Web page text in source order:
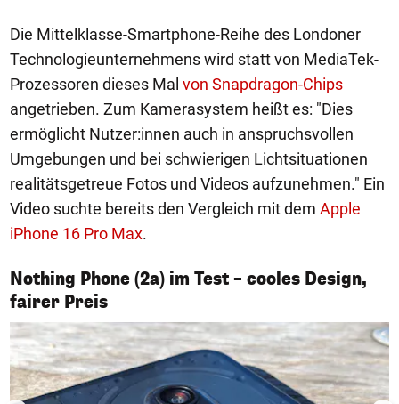
Die Mittelklasse-Smartphone-Reihe des Londoner
Technologieunternehmens wird statt von MediaTek-
Prozessoren dieses Mal von Snapdragon-Chips
angetrieben. Zum Kamerasystem heißt es: "Dies
ermöglicht Nutzer:innen auch in anspruchsvollen
Umgebungen und bei schwierigen Lichtsituationen
realitätsgetreue Fotos und Videos aufzunehmen." Ein
Video suchte bereits den Vergleich mit dem Apple
iPhone 16 Pro Max.
Nothing Phone (2a) im Test – cooles Design,
fairer Preis
1/10